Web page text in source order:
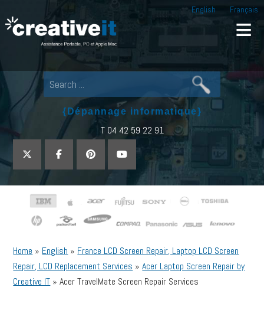
English Français
Creative IT
Pour tout dépannage informatique,
{Dépannage informatique}
T 04 42 59 22 91
Home » English » France LCD Screen Repair, Laptop LCD Screen
Repair, LCD Replacement Services »Acer Laptop Screen Repair by
Creative IT »Acer TravelMate Screen Repair Services